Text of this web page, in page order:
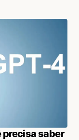
precisa saber